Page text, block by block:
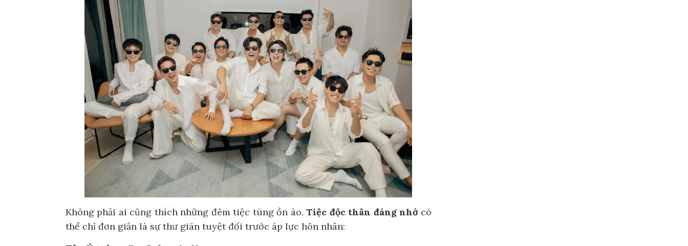
Không phải ai cũng thích những đêm tiệc tùng ồn ào.Tiệc độc thân đáng nhớ có
thể chỉ đơn giản là sự thư giãn tuyệt đối trước áp lực hôn nhân: